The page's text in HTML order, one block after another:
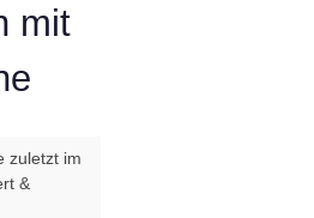
mit
zuletzt im
&